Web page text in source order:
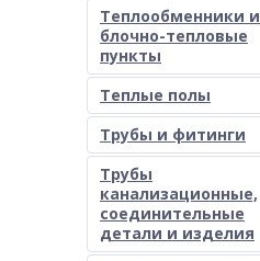
Теплообменники и
блочно-тепловые
пункты
Теплые полы
Трубы и фитинги
Трубы
канализационные,
соединительные
детали и изделия